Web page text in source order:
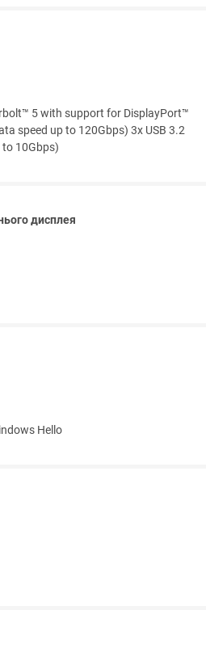
5 with support for DisplayPort™
speed up to 120Gbps) 3x USB 3.2
to 10Gbps)
дисплея
Hello